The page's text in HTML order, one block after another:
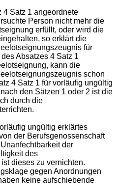
4 Satz 1 angeordnete
Person nicht mehr die
erfüllt, oder wird die
so erklärt die
für
Absatzes 4 Satz 1
kann die
schon
4 Satz 1 für vorläufig ungültig
den Sätzen 1 oder 2 ist die
durch die
ungültig erklärtes
der Berufsgenossenschaft
der
des
dieses zu vernichten.
gegen Anordnungen
keine aufschiebende